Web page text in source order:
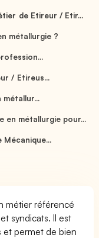
de Etireur / Etir...
métallurgie ?
/ Etireus...
en métallurgie pour...
Mécanique...
métier référencé
syndicats. Il est
et permet de bien